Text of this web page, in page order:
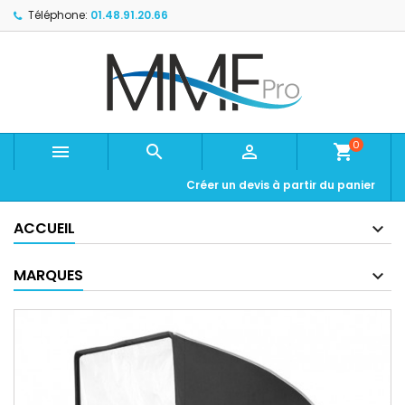
Téléphone: 01.48.91.20.66
   shopping_cart0
Créer un devis à partir du panier
ACCUEIL
MARQUES